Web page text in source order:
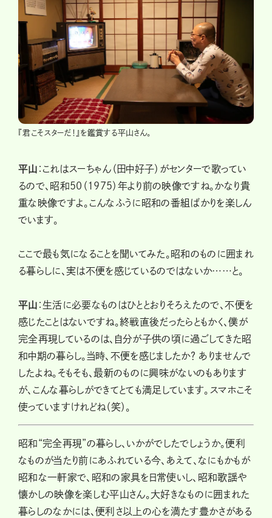
『君こそスターだ！』を鑑賞する平山さん。
平山 ：これはスーちゃん（田中好子）がセンターで歌ってい
るので、昭和50（1975）年より前の映像ですね。かなり貴
重な映像ですよ。こんなふうに昭和の番組ばかりを楽しん
でいます。
ここで最も気になることを聞いてみた。昭和のものに囲まれ
る暮らしに、実は不便を感じているのではないか……と。
平山 ：生活に必要なものはひととおりそろえたので、不便を
感じたことはないですね。終戦直後だったらともかく、僕が
完全再現しているのは、自分が子供の頃に過ごしてきた昭
和中期の暮らし。当時、不便を感じましたか？ ありませんで
したよね。そもそも、最新のものに興味がないのもあります
が、こんな暮らしができてとても満足しています。スマホこそ
使っていますけれどね（笑）。
昭和“完全再現”の暮らし、いかがでしたでしょうか。便利
なものが当たり前にあふれている今、あえて、なにもかもが
昭和な一軒家で、昭和の家具を日常使いし、昭和歌謡や
懐かしの映像を楽しむ平山さん。大好きなものに囲まれた
暮らしのなかには、便利さ以上の心を満たす豊かさがある